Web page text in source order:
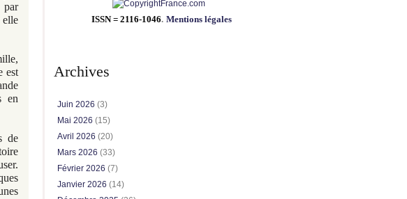
par
elle
est
en
de
ISSN = 2116-1046. Mentions légales
Archives
Juin 2026 (3)
Mai 2026 (15)
Avril 2026 (20)
Mars 2026 (33)
Février 2026 (7)
Janvier 2026 (14)